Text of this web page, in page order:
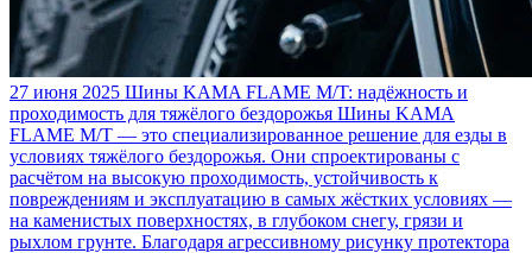
27 июня 2025 Шины KAMA FLAME M/T: надёжность и
проходимость для тяжёлого бездорожья Шины KAMA
FLAME M/T — это специализированное решение для езды в
условиях тяжёлого бездорожья. Они спроектированы с
расчётом на высокую проходимость, устойчивость к
повреждениям и эксплуатацию в самых жёстких условиях —
на каменистых поверхностях, в глубоком снегу, грязи и
рыхлом грунте. Благодаря агрессивному рисунку протектора